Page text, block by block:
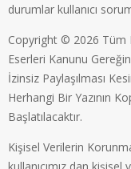
durumlar kullanıcı
Copyright © 2026 Tüm
Eserleri Kanunu
İzinsiz Paylaşılması
Herhangi Bir Yazının
Başlatılacaktır.
Kişisel Verilerin